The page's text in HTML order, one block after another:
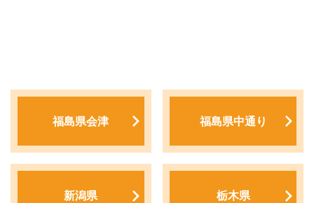
福島県会津 福島県中通り
新潟県 栃木県